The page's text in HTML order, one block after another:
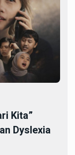
Kita”
Dyslexia